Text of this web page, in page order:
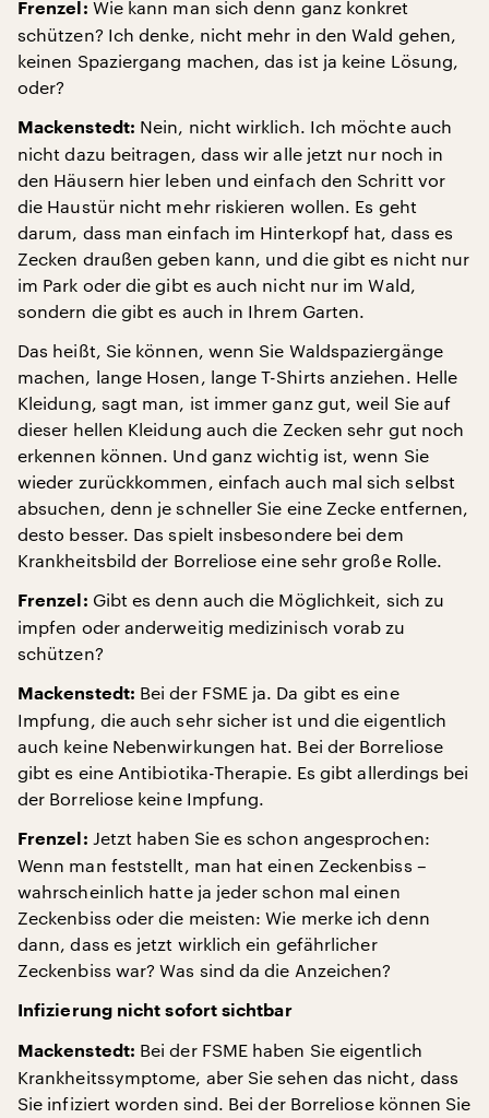
Frenzel: Wie kann man sich denn ganz konkret
schützen? Ich denke, nicht mehr in den Wald gehen,
keinen Spaziergang machen, das ist ja keine Lösung,
oder?
Mackenstedt: Nein, nicht wirklich. Ich möchte auch
nicht dazu beitragen, dass wir alle jetzt nur noch in
den Häusern hier leben und einfach den Schritt vor
die Haustür nicht mehr riskieren wollen. Es geht
darum, dass man einfach im Hinterkopf hat, dass es
Zecken draußen geben kann, und die gibt es nicht nur
im Park oder die gibt es auch nicht nur im Wald,
sondern die gibt es auch in Ihrem Garten.
Das heißt, Sie können, wenn Sie Waldspaziergänge
machen, lange Hosen, lange T-Shirts anziehen. Helle
Kleidung, sagt man, ist immer ganz gut, weil Sie auf
dieser hellen Kleidung auch die Zecken sehr gut noch
erkennen können. Und ganz wichtig ist, wenn Sie
wieder zurückkommen, einfach auch mal sich selbst
absuchen, denn je schneller Sie eine Zecke entfernen,
desto besser. Das spielt insbesondere bei dem
Krankheitsbild der Borreliose eine sehr große Rolle.
Frenzel: Gibt es denn auch die Möglichkeit, sich zu
impfen oder anderweitig medizinisch vorab zu
schützen?
Mackenstedt: Bei der FSME ja. Da gibt es eine
Impfung, die auch sehr sicher ist und die eigentlich
auch keine Nebenwirkungen hat. Bei der Borreliose
gibt es eine Antibiotika-Therapie. Es gibt allerdings bei
der Borreliose keine Impfung.
Frenzel: Jetzt haben Sie es schon angesprochen:
Wenn man feststellt, man hat einen Zeckenbiss –
wahrscheinlich hatte ja jeder schon mal einen
Zeckenbiss oder die meisten: Wie merke ich denn
dann, dass es jetzt wirklich ein gefährlicher
Zeckenbiss war? Was sind da die Anzeichen?
Infizierung nicht sofort sichtbar
Mackenstedt: Bei der FSME haben Sie eigentlich
Krankheitssymptome, aber Sie sehen das nicht, dass
Sie infiziert worden sind. Bei der Borreliose können Sie